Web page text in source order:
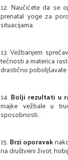
12. Naučićete da se
prenatal yoge za
situacijama.
13. Vežbanjem
tečnosti a materica
drastično
14. Bolji rezultati u
majke vežbale u
sposobnosti...
15. Brzi oporavak
na društveni život,